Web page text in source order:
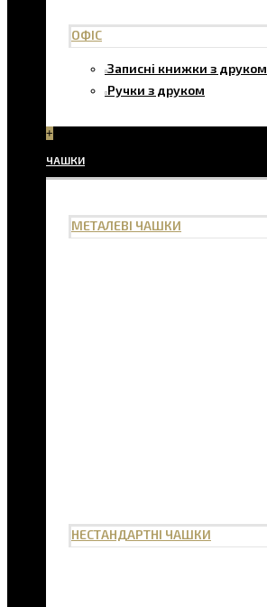
ОФІС
Записні книжки з друком
Ручки з друком
+
ЧАШКИ
МЕТАЛЕВІ ЧАШКИ
НЕСТАНДАРТНІ ЧАШКИ